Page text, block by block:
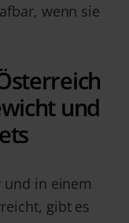
wenn sie
und
in einem
gibt es